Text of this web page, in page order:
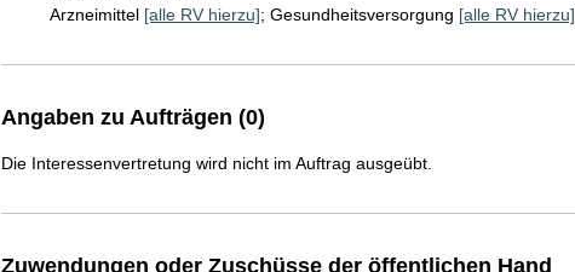
Arzneimittel [alle RV hierzu]; Gesundheitsversorgung [alle RV hierzu]
Angaben zu Aufträgen (0)
Die Interessenvertretung wird nicht im Auftrag ausgeübt.
Zuwendungen oder Zuschüsse der öffentlichen Hand